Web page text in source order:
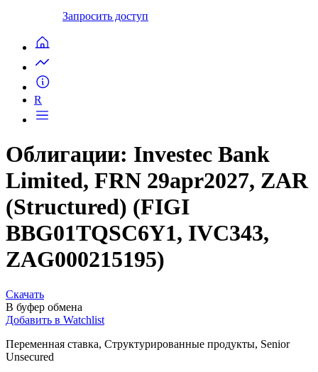
Запросить доступ
R
Облигации: Investec Bank
Limited, FRN 29apr2027, ZAR
(Structured) (FIGI
BBG01TQSC6Y1, IVC343,
ZAG000215195)
Скачать
В буфер обмена
Добавить в Watchlist
Переменная ставка, Структурированные продукты, Senior
Unsecured